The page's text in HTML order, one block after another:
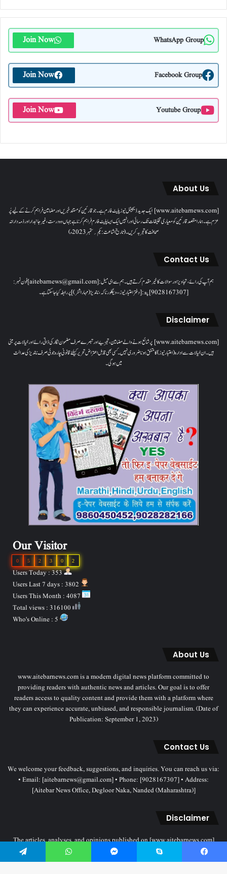
WhatsApp Group
Join Now
Facebook Group
Join Now
Youtube Group
Join Now
About Us
[www.aitebarnews.com] ایک جدید ڈیجیٹل نیوز پلیٹ فارم ہے۔ جو قارئین کو مستند خبریں اور مضامین فراہم کرنے کے لیے پُر
عزم ہے۔ ہمارا مقصدقارئین کو معیاری تخلیقات تک رسائی اور انہیں ایک ایسا پلیٹ فارم فراہم کرنا ہے جہاں وہ درست، غیر جانبدار اور ذمہ دارانہ
صحافت کا تجربہ کریں۔( تاریخ اشاعت : یکم؍ ستمبر 2023ء)
Contact Us
ہم آپ کی رائے، تجاویز اور سوالات کا خیرمقدم کرتے ہیں۔ ہم سےای میل: [aitebarnews@gmail.com]فون نمبر:
[9028167307]پتہ: [دفتر اعتبار نیوز، ، دیگلور ناکہ، ناندیڑ(مہاراشٹر) ] پر رابطہ کیا جاسکتا ہے۔
Disclaimer
[www.aitebarnews.com] پر شائع ہونے والے مضامین، تجزیے اور تبصرے صرف مضمون نگار کی ذاتی رائے اور خیالات پر مبنی
ہیں۔ ان خیالات سے ادارہ (اعتبار نیوز) کا متفق ہونا ضروری نہیں۔ کسی بھی قابل اعتراض تحریر کیلئے قانونی چارہ جوئی صرف ناندیڑ کی عدالت
میں ہوگی۔
Our Visitor
2
0
3
2
5
0
Users Today : 353
About Us
www.aitebarnews.com is a modern digital news platform committed to
providing readers with authentic news and articles. Our goal is to offer
readers access to quality content and provide them with a platform where
they can experience accurate, unbiased, and responsible journalism. (Date of
Publication: September 1, 2023)
Contact Us
We welcome your feedback, suggestions, and inquiries. You can reach us via:
• Email: [aitebarnews@gmail.com] • Phone: [9028167307] • Address:
[Aitebar News Office, Degloor Naka, Nanded (Maharashtra)]
Disclaimer
The articles, analyses, and opinions published on [www.aitebarnews.com]
solely represent the personal views and opinions of the authors. These views
do not necessarily reflect the stance of the Aitebar News management. Any
Facebook
Skype
Messenger
WhatsApp
Telegram